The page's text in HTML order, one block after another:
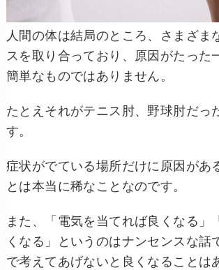
人間の体は結局のところ、さまざま
スを取り合っており、原因がたった
簡単なものではありません。
たとえそれがテニス肘、野球肘だっ
す。
症状がでている場所だけに原因があ
とは本当に稀なことなのです。
また、「電気を当てれば良くなる」
くなる」というのはナンセンスな話
で考えてあげないと良くなることは